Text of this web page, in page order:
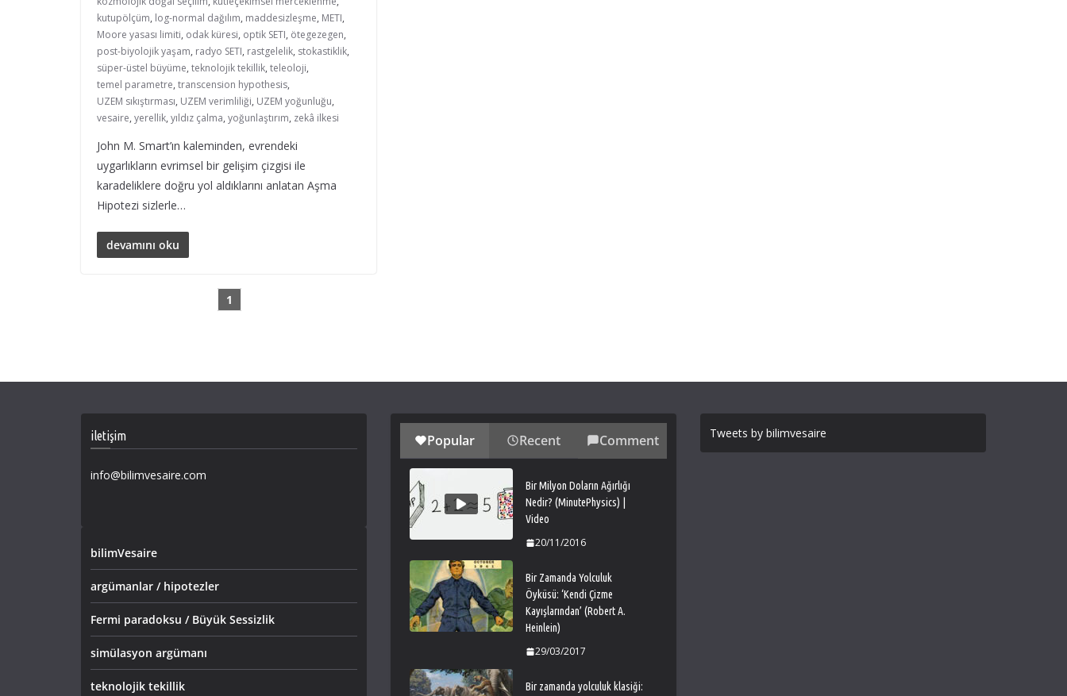
kutupölçüm, log-normal dağılım, maddesizleşme, METI,
Moore yasası limiti, odak küresi, optik SETI, ötegezegen,
post-biyolojik yaşam, radyo SETI, rastgelelik, stokastiklik,
süper-üstel büyüme, teknolojik tekillik, teleoloji,
temel parametre, transcension hypothesis,
UZEM sıkıştırması, UZEM verimliliği, UZEM yoğunluğu,
vesaire, yerellik, yıldız çalma, yoğunlaştırım, zekâ ilkesi
John M. Smart’ın kaleminden, evrendeki
uygarlıkların evrimsel bir gelişim çizgisi ile
karadeliklere doğru yol aldıklarını anlatan Aşma
Hipotezi sizlerle…
devamını oku
1
iletişim
info@bilimvesaire.com
bilimVesaire
argümanlar / hipotezler
Fermi paradoksu / Büyük Sessizlik
simülasyon argümanı
teknolojik tekillik
Popular Recent Comment
Bir Milyon Doların Ağırlığı
Nedir? (MinutePhysics) |
Video
20/11/2016
Bir Zamanda Yolculuk
Öyküsü: ‘Kendi Çizme
Kayışlarından’ (Robert A.
Heinlein)
29/03/2017
Bir zamanda yolculuk klasiği:
Tweets by bilimvesaire